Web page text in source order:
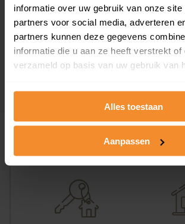
informatie over uw gebruik van onze site
partners voor social media, adverteren
partners kunnen deze gegevens
informatie die u aan ze heeft verstrekt of
verzameld op basis van uw gebruik van
Alles toestaan
Aanpassen
Westeinde 2
Woonoppervlak
321 m2
Perceel
1.392 m2
Verkoopdatum